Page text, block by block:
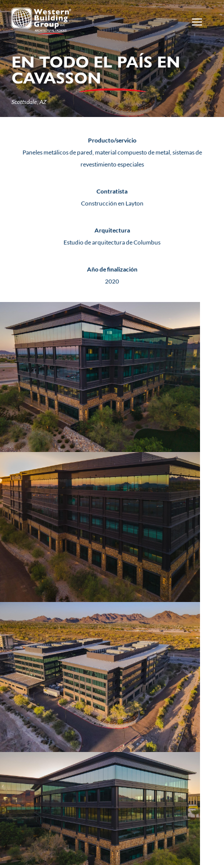
EN TODO EL PAÍS EN
CAVASSON
Scottsdale, AZ
Producto/servicio
Paneles metálicos de pared, material compuesto de metal, sistemas de
revestimiento especiales
Contratista
Construcción en Layton
Arquitectura
Estudio de arquitectura de Columbus
Año de finalización
2020